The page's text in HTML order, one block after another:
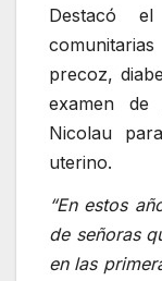
Destacó
precoz,
examen
Nicolau
uterino.
“En estos
de señoras
en las